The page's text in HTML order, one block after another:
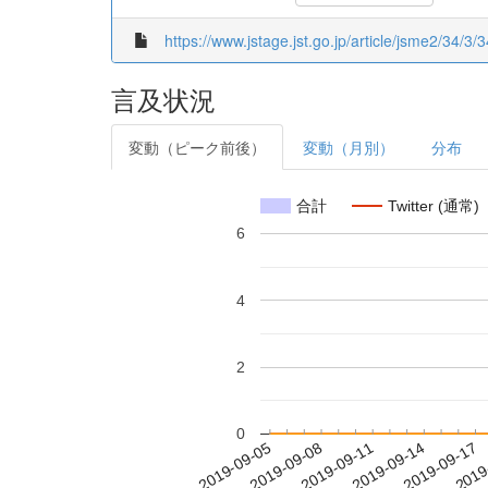
https://www.jstage.jst.go.jp/article/jsme2/34/3/
言及状況
変動（ピーク前後） 変動（月別） 分布
合計 Twitter (通常)
2019-09-052019-09-082019-09-112019-09-142019-09-17
0
2
4
6